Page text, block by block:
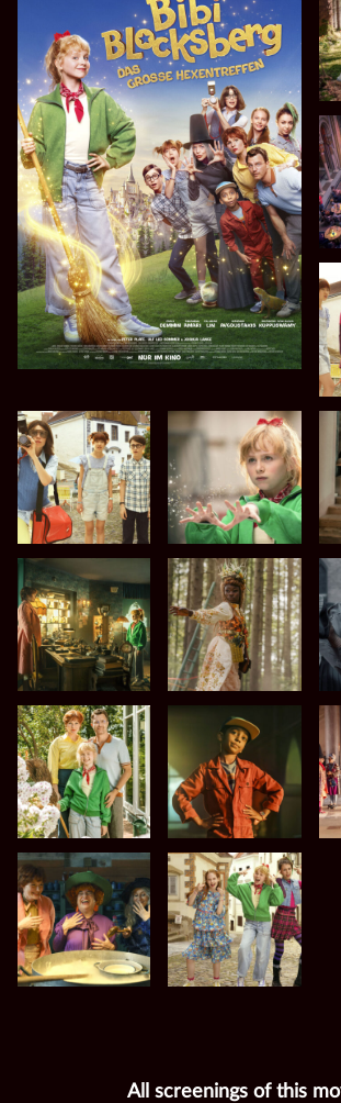
All screenings of this